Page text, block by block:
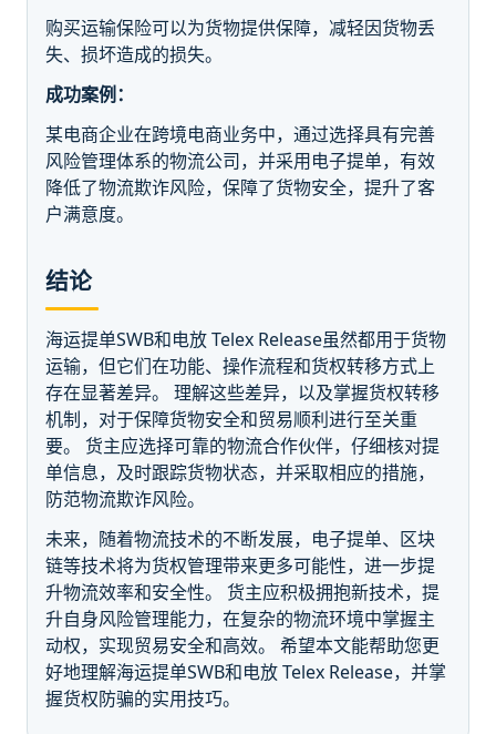
购买运输保险可以为货物提供保障，减轻因货物丢
失、损坏造成的损失。
成功案例：
某电商企业在跨境电商业务中，通过选择具有完善
风险管理体系的物流公司，并采用电子提单，有效
降低了物流欺诈风险，保障了货物安全，提升了客
户满意度。
结论
海运提单SWB和电放 Telex Release虽然都用于货物
运输，但它们在功能、操作流程和货权转移方式上
存在显著差异。 理解这些差异，以及掌握货权转移
机制，对于保障货物安全和贸易顺利进行至关重
要。 货主应选择可靠的物流合作伙伴，仔细核对提
单信息，及时跟踪货物状态，并采取相应的措施，
防范物流欺诈风险。
未来，随着物流技术的不断发展，电子提单、区块
链等技术将为货权管理带来更多可能性，进一步提
升物流效率和安全性。 货主应积极拥抱新技术，提
升自身风险管理能力，在复杂的物流环境中掌握主
动权，实现贸易安全和高效。 希望本文能帮助您更
好地理解海运提单SWB和电放 Telex Release，并掌
握货权防骗的实用技巧。